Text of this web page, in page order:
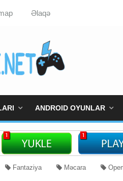
Əlaqə
ANDROID OYUNLAR
Fantaziya Məcara